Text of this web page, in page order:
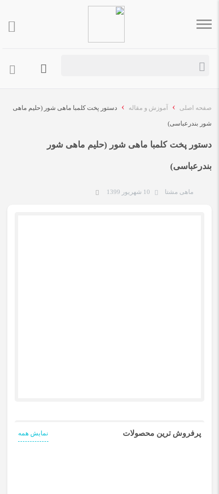
صفحه اصلی › آموزش و مقاله › دستور پخت کلمبا ماهی شور (حلیم ماهی
شور بندرعباسی)
دستور پخت کلمبا ماهی شور (حلیم ماهی شور
بندرعباسی)
ماهی مشتا 10 شهریور 1399
پرفروش ترین محصولات نمایش همه